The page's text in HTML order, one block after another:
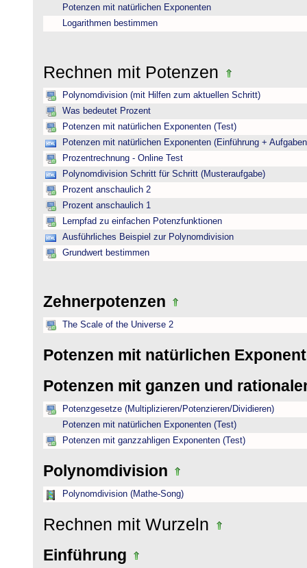
Potenzen mit natürlichen Exponenten
Logarithmen bestimmen
Rechnen mit Potenzen
Polynomdivision (mit Hilfen zum aktuellen Schritt)
Was bedeutet Prozent
Potenzen mit natürlichen Exponenten (Test)
Potenzen mit natürlichen Exponenten (Einführung +
Prozentrechnung - Online Test
Polynomdivision Schritt für Schritt (Musteraufgabe)
Prozent anschaulich 2
Prozent anschaulich 1
Lernpfad zu einfachen Potenzfunktionen
Ausführliches Beispiel zur Polynomdivision
Grundwert bestimmen
Zehnerpotenzen
The Scale of the Universe 2
Potenzen mit natürlichen
Potenzen mit ganzen und
Potenzgesetze (Multiplizieren/Potenzieren/Dividieren)
Potenzen mit natürlichen Exponenten (Test)
Potenzen mit ganzzahligen Exponenten (Test)
Polynomdivision
Polynomdivision (Mathe-Song)
Rechnen mit Wurzeln
Einführung